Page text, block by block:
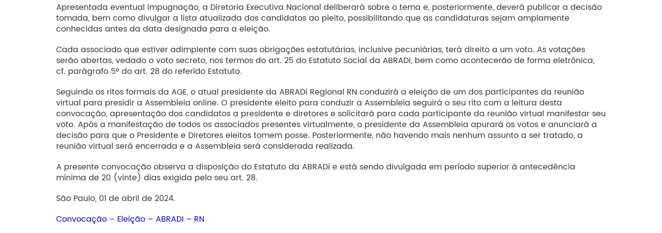
Apresentada eventual impugnação, a Diretoria Executiva Nacional deliberará sobre o tema e, posteriormente, deverá publicar a decisão
tomada, bem como divulgar a lista atualizada dos candidatos ao pleito, possibilitando que as candidaturas sejam amplamente
conhecidas antes da data designada para a eleição.
Cada associado que estiver adimplente com suas obrigações estatutárias, inclusive pecuniárias, terá direito a um voto. As votações
serão abertas, vedado o voto secreto, nos termos do art. 25 do Estatuto Social da ABRADi, bem como acontecerão de forma eletrônica,
cf. parágrafo 5º do art. 28 do referido Estatuto.
Seguindo os ritos formais da AGE, o atual presidente da ABRADi Regional RN conduzirá a eleição de um dos participantes da reunião
virtual para presidir a Assembleia online. O presidente eleito para conduzir a Assembleia seguirá o seu rito com a leitura desta
convocação, apresentação dos candidatos a presidente e diretores e solicitará para cada participante da reunião virtual manifestar seu
voto. Após a manifestação de todos os associados presentes virtualmente, o presidente da Assembleia apurará os votos e anunciará a
decisão para que o Presidente e Diretores eleitos tomem posse. Posteriormente, não havendo mais nenhum assunto a ser tratado, a
reunião virtual será encerrada e a Assembleia será considerada realizada.
A presente convocação observa a disposição do Estatuto da ABRADi e está sendo divulgada em período superior à antecedência
mínima de 20 (vinte) dias exigida pelo seu art. 28.
São Paulo, 01 de abril de 2024.
Convocação – Eleição – ABRADI – RN